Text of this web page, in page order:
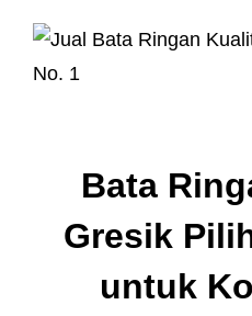
Bata
Gresik
untuk